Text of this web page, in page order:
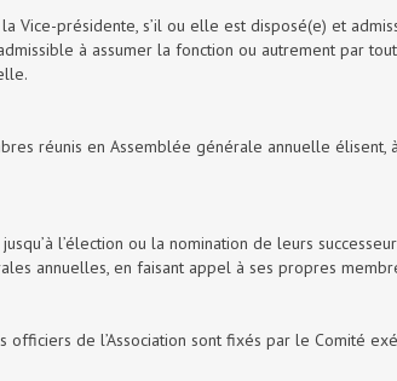
Vice-présidente, s’il ou elle est disposé(e) et
à assumer la fonction ou autrement par tout
réunis en Assemblée générale annuelle élisent,
l’élection ou la nomination de leurs
annuelles, en faisant appel à ses propres
de l’Association sont fixés par le Comité